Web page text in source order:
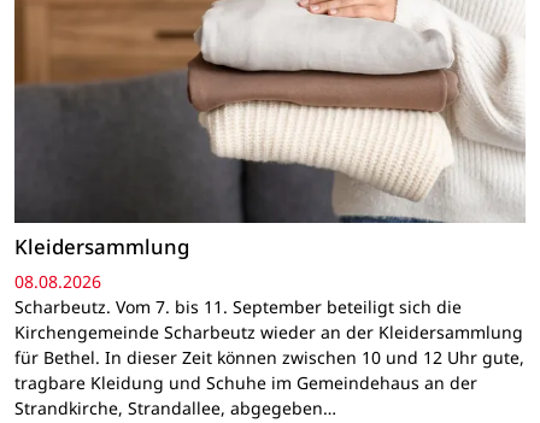
Kleidersammlung
08.08.2026
Scharbeutz. Vom 7. bis 11. September beteiligt sich die
Kirchengemeinde Scharbeutz wieder an der Kleidersammlung
für Bethel. In dieser Zeit können zwischen 10 und 12 Uhr gute,
tragbare Kleidung und Schuhe im Gemeindehaus an der
Strandkirche, Strandallee, abgegeben…